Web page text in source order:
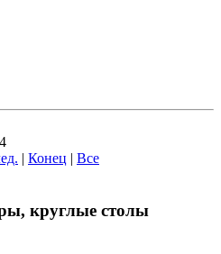
| Конец | Все
круглые столы